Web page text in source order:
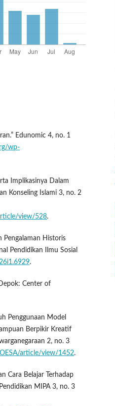
Edunomic 4, no. 1
wp-
Implikasinya Dalam
Konseling Islami 3, no. 2
view/528.
Pengalaman Historis
Pendidikan Ilmu Sosial
.
Center of
Penggunaan Model
Berpikir Kreatif
2, no. 3
article/view/1452.
Cara Belajar Terhadap
MIPA 3, no. 3